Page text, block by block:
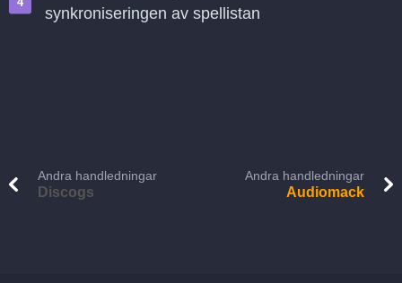
synkroniseringen av spellistan
Andra handledningar
Discogs
Andra handledningar
Audiomack